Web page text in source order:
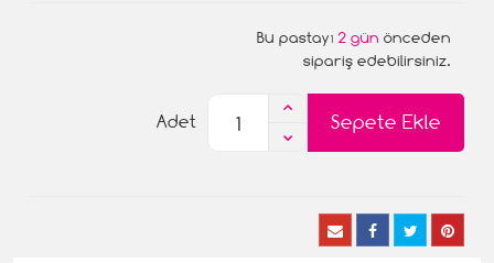
Bu pastayı 2 gün önceden
sipariş edebilirsiniz.
Sepete Ekle
Adet